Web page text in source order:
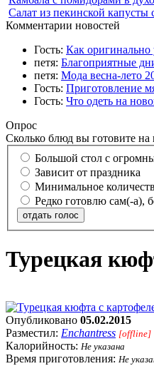
Салат из пекинской
Комментарии новостей
Гость: Как оригинально
петя: Благоприятные
петя: Мода весна-лето
Гость: Приготовление
Гость: Что одеть на
Опрос
Сколько блюд вы готовите на
Большой стол с
Зависит от праздника
Минимальное
Редко готовлю сам(-а),
отдать голос
Турецкая
Опубликовано 05.02.2015
Разместил: Enchantress [offline]
Калорийность: Не указана
Время приготовления: Не